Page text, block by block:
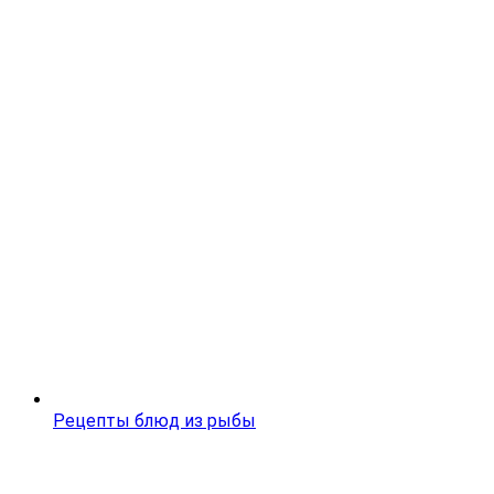
Рецепты блюд из рыбы